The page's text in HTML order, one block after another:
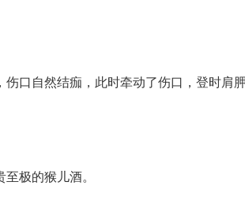
口自然结痂，此时牵动了伤口，登时肩
极的猴儿酒。